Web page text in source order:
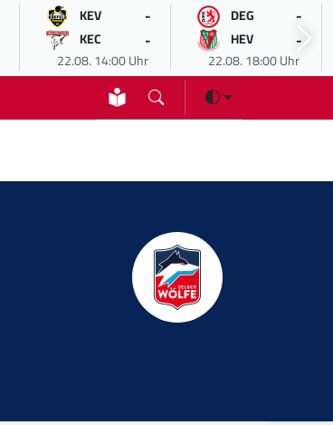
KEV -
KEC -
22.08. 14:00 Uhr
DEG -
HEV -
22.08. 18:00 Uhr